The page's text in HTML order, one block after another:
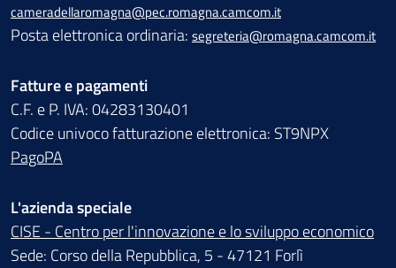
cameradellaromagna@pec.romagna.camcom.it
Posta elettronica ordinaria: segreteria@romagna.camcom.it
Fatture e pagamenti
C.F. e P. IVA: 04283130401
Codice univoco fatturazione elettronica: ST9NPX
PagoPA
L'azienda speciale
CISE - Centro per l'innovazione e lo sviluppo economico
Sede: Corso della Repubblica, 5 - 47121 Forlì